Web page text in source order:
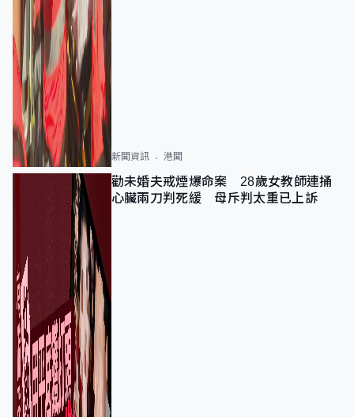
新聞資訊 港聞
勸未婚夫戒煙爆命案 28歲女教師連捅
心臟兩刀判死緩 母斥判太重已上訴